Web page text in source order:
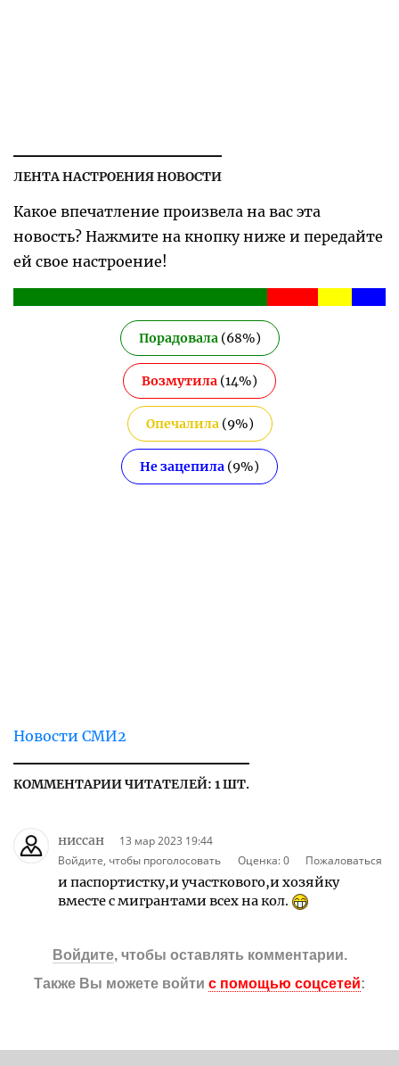
ЛЕНТА НАСТРОЕНИЯ НОВОСТИ
Какое впечатление произвела на вас эта
новость? Нажмите на кнопку ниже и передайте
ей свое настроение!
Порадовала (68%)
Возмутила (14%)
Опечалила (9%)
Не зацепила (9%)
Новости СМИ2
КОММЕНТАРИИ ЧИТАТЕЛЕЙ: 1 ШТ.
ниссан
13 мар 2023 19:44
Войдите, чтобы проголосовать
Оценка:0 Пожаловаться
и паспортистку,и участкового,и хозяйку
вместе с мигрантами всех на кол.
Войдите, чтобы оставлять комментарии.
Также Вы можете войти с помощью соцсетей: